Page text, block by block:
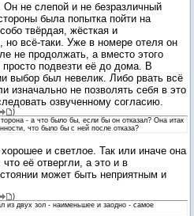
Он не слепой и не безразличный
была попытка пойти на
твёрдая, жёсткая и
но всё-таки. Уже в номере отеля он
не продолжать, а вместо этого
просто подвезти её до дома. В
выбор был невелик. Либо рвать всё
изначально не позволять себя в это
озвученному согласию.
)
- а что было бы, если бы он отказал? Она итак
что было бы с ней после отказа?
и светлое. Так или иначе она
её отвергли, а это и в
может быть неприятным и
)
из двух зол - наименьшее и заодно - самое